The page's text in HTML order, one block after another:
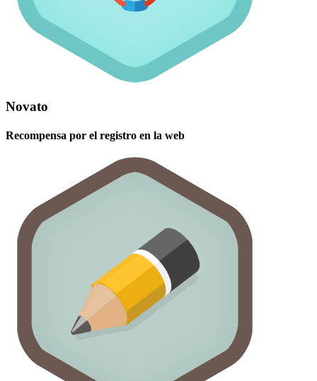
Novato
Recompensa por el registro en la web